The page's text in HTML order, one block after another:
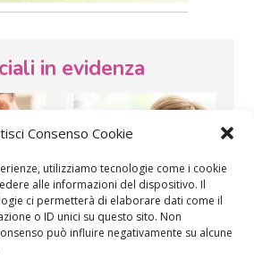
Consenso Cookie
utilizziamo tecnologie come i cookie
alle informazioni del dispositivo. Il
ci permetterà di elaborare dati come il
o ID unici su questo sito. Non
può influire negativamente su alcune
in evidenza
SOS Pediatra